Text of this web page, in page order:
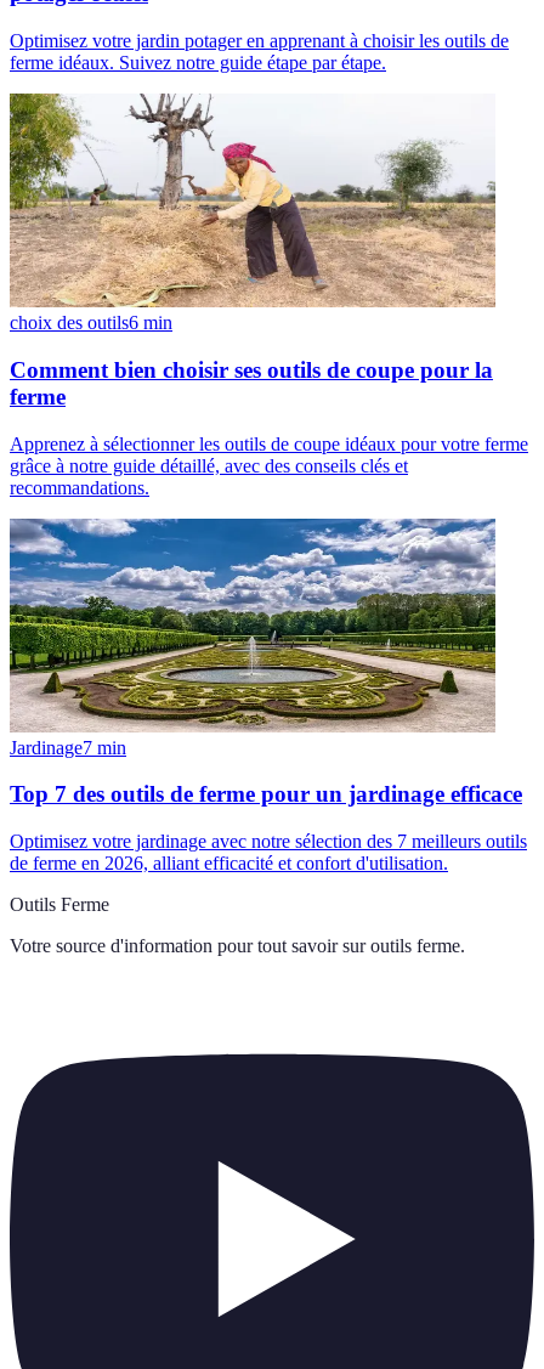
Optimisez votre jardin potager en apprenant à choisir les outils de
ferme idéaux. Suivez notre guide étape par étape.
choix des outils6 min
Comment bien choisir ses outils de coupe pour la
ferme
Apprenez à sélectionner les outils de coupe idéaux pour votre ferme
grâce à notre guide détaillé, avec des conseils clés et
recommandations.
Jardinage7 min
Top 7 des outils de ferme pour un jardinage efficace
Optimisez votre jardinage avec notre sélection des 7 meilleurs outils
de ferme en 2026, alliant efficacité et confort d'utilisation.
Outils Ferme
Votre source d'information pour tout savoir sur outils ferme.